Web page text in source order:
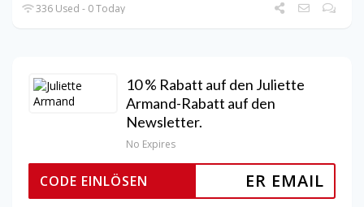
336 Used - 0 Today
10 % Rabatt auf den Juliette
Armand-Rabatt auf den
Newsletter.
No Expires
ER EMAIL
CODE EINLÖSEN